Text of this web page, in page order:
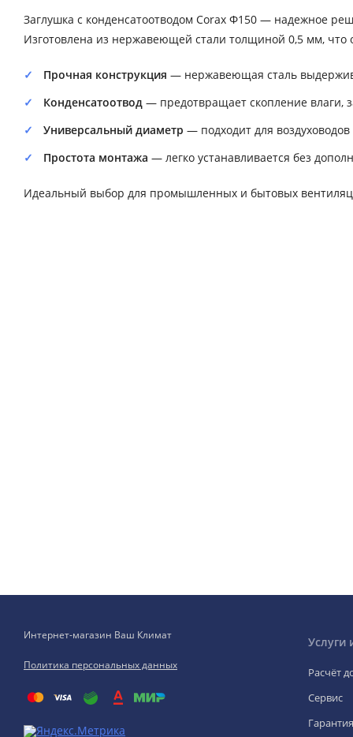
Заглушка с конденсатоотводом Corax Ф150 — надежное
Изготовлена из нержавеющей стали толщиной 0,5 мм, что
Прочная конструкция — нержавеющая сталь
Конденсатоотвод — предотвращает скопление
Универсальный диаметр — подходит для
Простота монтажа — легко устанавливается без
Идеальный выбор для промышленных и бытовых
Интернет-магазин Ваш Климат
Политика персональных данных
Услуги
Расчёт
Сервис
Гарантия